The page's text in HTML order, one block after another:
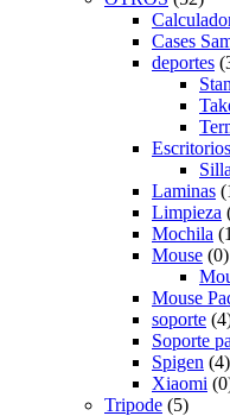
Cases
deportes
Escritorios
Laminas
Limpieza
Mochila
Mouse (0)
Mouse
soporte
Soporte
Spigen (4)
Xiaomi
Tripode (5)